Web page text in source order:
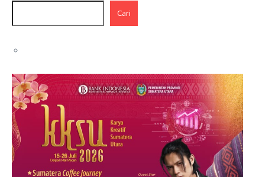
Cari